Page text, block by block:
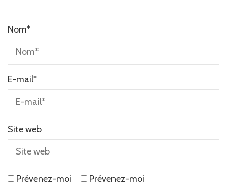
Nom*
E-mail*
Site web
Prévenez-moi
Prévenez-moi